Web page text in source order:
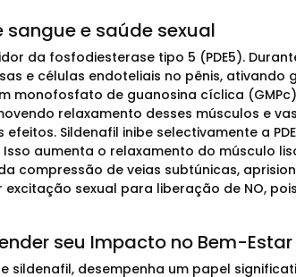
e saúde sexual
da fosfodiesterase tipo 5 (PDE5).
e células endoteliais no pênis, ativando
monofosfato de guanosina cíclica
relaxamento desses músculos e
Sildenafil inibe selectivamente a
aumenta o relaxamento do músculo
compressão de veias subtúnicas,
sexual para liberação de NO,
seu Impacto no Bem-
desempenha um papel